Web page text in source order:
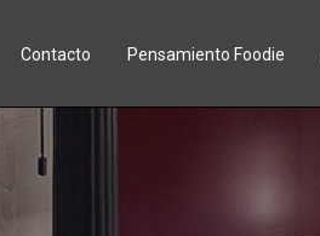
Contacto Pensamiento Foodie